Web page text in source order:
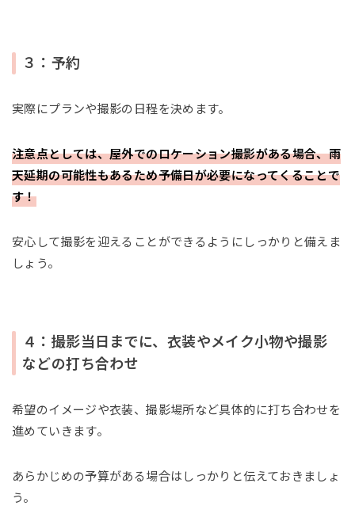
３：予約
実際にプランや撮影の日程を決めます。
注意点としては、屋外でのロケーション撮影がある場合、雨
天延期の可能性もあるため予備日が必要になってくることで
す！
安心して撮影を迎えることができるようにしっかりと備えま
しょう。
４：撮影当日までに、衣装やメイク小物や撮影
などの打ち合わせ
希望のイメージや衣装、撮影場所など具体的に打ち合わせを
進めていきます。
あらかじめの予算がある場合はしっかりと伝えておきましょ
う。